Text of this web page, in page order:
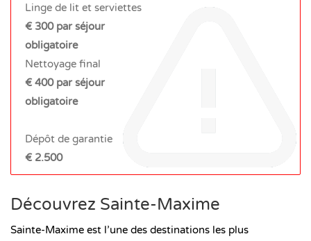
Linge de lit et serviettes
€ 300 par séjour
obligatoire
Nettoyage final
€ 400 par séjour
obligatoire
Dépôt de garantie
€ 2.500
Découvrez Sainte-Maxime
Sainte-Maxime est l’une des destinations les plus